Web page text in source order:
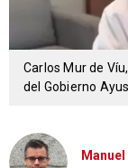
Carlos Mur de
del Gobierno